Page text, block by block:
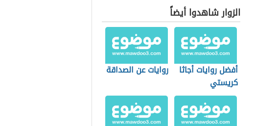
الزوار شاهدوا أيضاً
أفضل روايات أجاثا
كريستي
روايات عن الصداقة